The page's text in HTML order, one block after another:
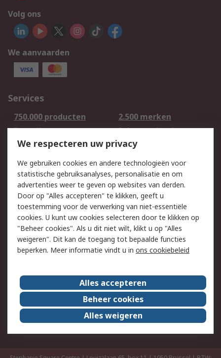
Volg ons
We aanvaarden
Services
750.000 producten
2.500 merken
Bestellen
Inkoopoplossingen
Retouren
Technisch advies
Track & Trace
Wettelijk
Cookiebeleid
Email veiligheid
Privacybeleid -
Bijgewerkt
Websitevoorwaarden
Algemene
verkoopvoorwaarden
Over RS
RS Group
Over ons
RS wereldwijd
Werken bij RS
ESG
We respecteren uw privacy
We gebruiken cookies en andere technologieën voor
statistische gebruiksanalyses, personalisatie en om
advertenties weer te geven op websites van derden.
Door op "Alles accepteren" te klikken, geeft u
toestemming voor de verwerking van niet-essentiële
cookies. U kunt uw cookies selecteren door te klikken op
"Beheer cookies". Als u dit niet wilt, klikt u op "Alles
weigeren". Dit kan de toegang tot bepaalde functies
beperken. Meer informatie vindt u in ons cookiebeleid
Alles accepteren
Beheer cookies
Alles weigeren